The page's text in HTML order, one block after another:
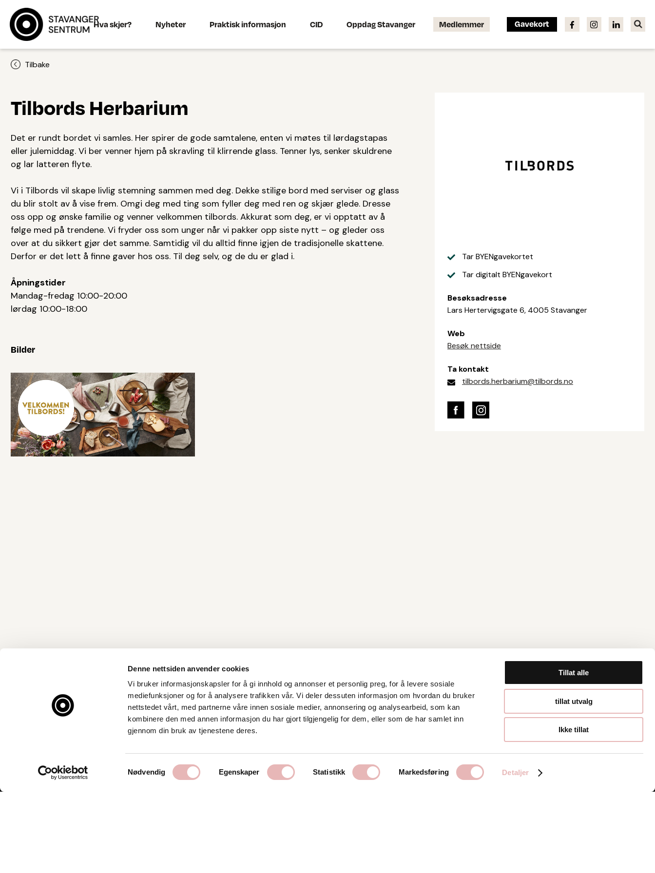
Denne nettsiden anvender cookies
Vi bruker informasjonskapsler for å gi innhold og annonser et personlig preg, for å levere sosiale
mediefunksjoner og for å analysere trafikken vår. Vi deler dessuten informasjon om hvordan du bruker
nettstedet vårt, med partnerne våre innen sosiale medier, annonsering og analysearbeid, som kan
kombinere den med annen informasjon du har gjort tilgjengelig for dem, eller som de har samlet inn
gjennom din bruk av tjenestene deres.
Samtykkevalg
Nødvendig Egenskaper Statistikk Markedsføring Detaljer
Tillat alle
tillat utvalg
Ikke tillat
Hva skjer? Nyheter Praktisk informasjon CID Oppdag Stavanger Medlemmer Gavekort
Tilbake
Tilbords Herbarium
Det er rundt bordet vi samles. Her spirer de gode samtalene, enten vi møtes til lørdagstapas
eller julemiddag. Vi ber venner hjem på skravling til klirrende glass. Tenner lys, senker skuldrene
og lar latteren flyte.
Vi i Tilbords vil skape livlig stemning sammen med deg. Dekke stilige bord med serviser og glass
du blir stolt av å vise frem. Omgi deg med ting som fyller deg med ren og skjær glede. Dresse
oss opp og ønske familie og venner velkommen tilbords. Akkurat som deg, er vi opptatt av å
følge med på trendene. Vi fryder oss som unger når vi pakker opp siste nytt – og gleder oss
over at du sikkert gjør det samme. Samtidig vil du alltid finne igjen de tradisjonelle skattene.
Derfor er det lett å finne gaver hos oss. Til deg selv, og de du er glad i.
Åpningstider
Mandag-fredag 10:00-20:00
lørdag 10:00-18:00
Bilder
Tar BYENgavekortet
Tar digitalt BYENgavekort
Besøksadresse
Lars Hertervigsgate 6, 4005 Stavanger
Web
Besøk nettside
Ta kontakt
tilbords.herbarium@tilbords.no
Kontakt oss
Stavanger Sentrum AS
Østervåg 6
Tlf:51 89 51 51
post@byen.no
Åpningstider
Hverdager 10:00-
Lørdager 10:00-16:00